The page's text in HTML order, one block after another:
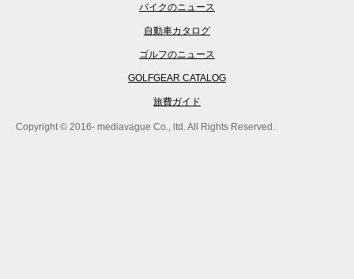
バイクのニュース
自動車カタログ
ゴルフのニュース
GOLFGEAR CATALOG
旅費ガイド
Copyright © 2016- mediavague Co., ltd. All Rights Reserved.